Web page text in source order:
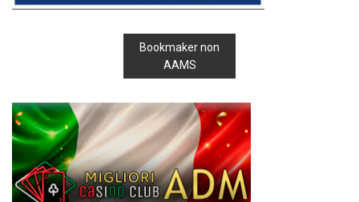
Bookmaker non
AAMS